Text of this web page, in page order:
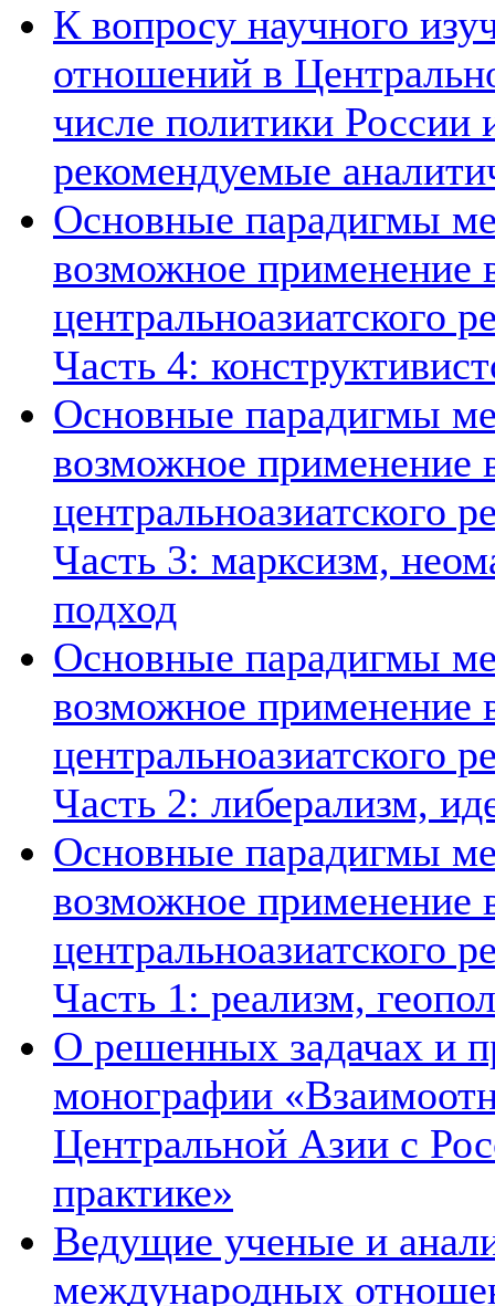
К вопросу научного
отношений в
числе политики России
рекомендуемые
Основные парадигмы
возможное применение
центральноазиатского
Часть 4:
Основные парадигмы
возможное применение
центральноазиатского
Часть 3: марксизм,
подход
Основные парадигмы
возможное применение
центральноазиатского
Часть 2: либерализм,
Основные парадигмы
возможное применение
центральноазиатского
Часть 1: реализм,
О решенных задачах и
монографии
Центральной Азии с
практике»
Ведущие ученые и
международных